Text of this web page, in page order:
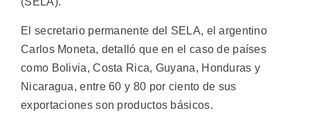
El secretario permanente del SELA, el argentino
Carlos Moneta, detalló que en el caso de países
como Bolivia, Costa Rica, Guyana, Honduras y
Nicaragua, entre 60 y 80 por ciento de sus
exportaciones son productos básicos.